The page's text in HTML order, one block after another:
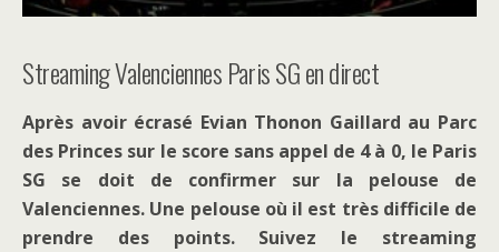
Streaming Valenciennes Paris SG en direct
Après avoir écrasé Evian Thonon Gaillard au Parc
des Princes sur le score sans appel de 4 à 0, le Paris
SG se doit de confirmer sur la pelouse de
Valenciennes. Une pelouse où il est très difficile de
prendre des points. Suivez le streaming